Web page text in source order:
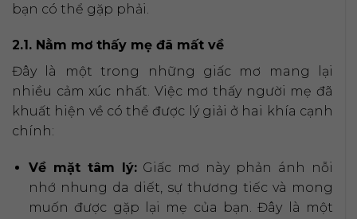
bạn có thể gặp phải.
2.1. Nằm mơ thấy mẹ đã mất về
Đây là một trong những giấc mơ mang lại
nhiều cảm xúc nhất. Việc mơ thấy người mẹ đã
khuất hiện về có thể được lý giải ở hai khía cạnh
chính:
Về mặt tâm lý:Giấc mơ này phản ánh nỗi
nhớ nhung da diết, sự thương tiếc và mong
muốn được gặp lại mẹ của bạn. Đây là một